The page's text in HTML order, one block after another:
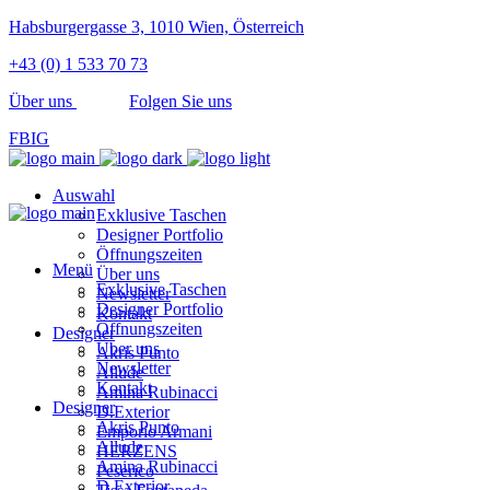
Habsburgergasse 3, 1010 Wien, Österreich
+43 (0) 1 533 70 73
Über uns
Folgen Sie uns
FBIG
Auswahl
Exklusive Taschen
Designer Portfolio
Öffnungszeiten
Über uns
Newsletter
Kontakt
Designer
Akris Punto
Allude
Amina Rubinacci
D.Exterior
Emporio Armani
HERZENS
Peserico
Menü
Exklusive Taschen
Designer Portfolio
Öffnungszeiten
Über uns
Newsletter
Kontakt
Designer
Akris Punto
Allude
Amina Rubinacci
D.Exterior